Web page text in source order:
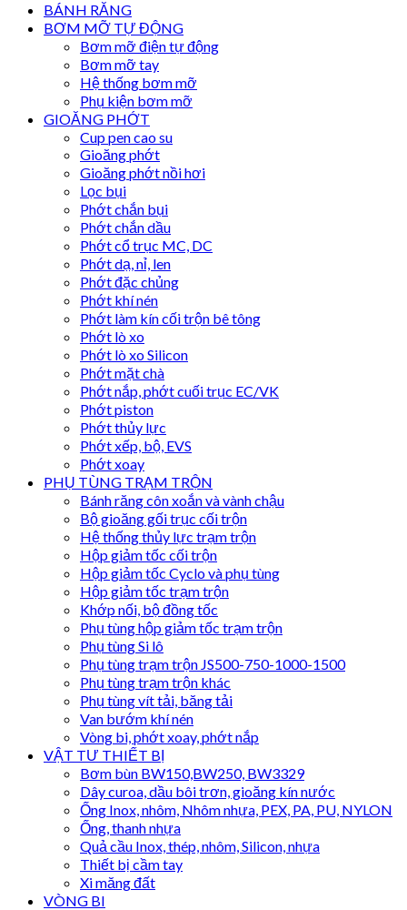
BÁNH RĂNG
BƠM MỠ TỰ ĐỘNG
Bơm mỡ điện tự động
Bơm mỡ tay
Hệ thống bơm mỡ
Phụ kiện bơm mỡ
GIOĂNG PHỚT
Cup pen cao su
Gioăng phớt
Gioăng phớt nồi hơi
Lọc bụi
Phớt chắn bụi
Phớt chắn dầu
Phớt cổ trục MC, DC
Phớt dạ, nỉ, len
Phớt đặc chủng
Phớt khí nén
Phớt làm kín cối trộn bê tông
Phớt lò xo
Phớt lò xo Silicon
Phớt mặt chà
Phớt nắp, phớt cuối trục EC/VK
Phớt piston
Phớt thủy lực
Phớt xếp, bộ, EVS
Phớt xoay
PHỤ TÙNG TRẠM TRỘN
Bánh răng côn xoắn và vành chậu
Bộ gioăng gối trục cối trộn
Hệ thống thủy lực trạm trộn
Hộp giảm tốc cối trộn
Hộp giảm tốc Cyclo và phụ tùng
Hộp giảm tốc trạm trộn
Khớp nối, bộ đồng tốc
Phụ tùng hộp giảm tốc trạm trộn
Phụ tùng Si lô
Phụ tùng trạm trộn JS500-750-1000-1500
Phụ tùng trạm trộn khác
Phụ tùng vít tải, băng tải
Van bướm khí nén
Vòng bi, phớt xoay, phớt nắp
VẬT TƯ THIẾT BỊ
Bơm bùn BW150,BW250, BW3329
Dây curoa, dầu bôi trơn, gioăng kín nước
Ống Inox, nhôm, Nhôm nhựa, PEX, PA, PU, NYLON
Ống, thanh nhựa
Quả cầu Inox, thép, nhôm, Silicon, nhựa
Thiết bị cầm tay
Xi măng đất
VÒNG BI